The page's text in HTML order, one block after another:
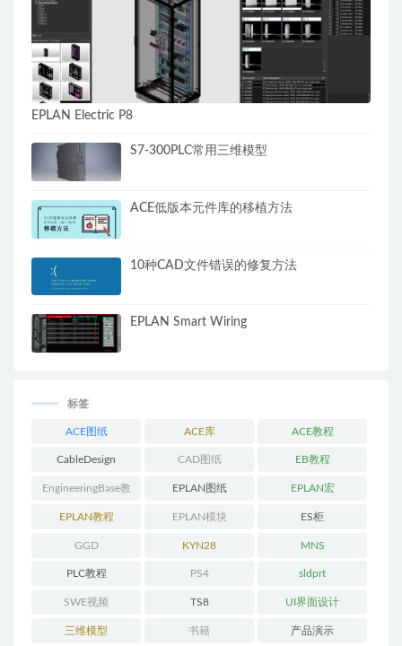
EPLAN Electric P8
S7-300PLC常用三维模型
ACE低版本元件库的移植方法
10种CAD文件错误的修复方法
EPLAN Smart Wiring
标签
ACE图纸 ACE库 ACE教程
CableDesign CAD图纸 EB教程
EngineeringBase教
程
EPLAN图纸 EPLAN宏
EPLAN教程 EPLAN模块 ES柜
GGD KYN28 MNS
PLC教程 PS4 sldprt
SWE视频 TS8 UI界面设计
三维模型 书籍 产品演示